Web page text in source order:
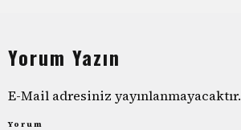
Yorum Yazın
E-Mail adresiniz yayınlanmayacaktır.
Yorum